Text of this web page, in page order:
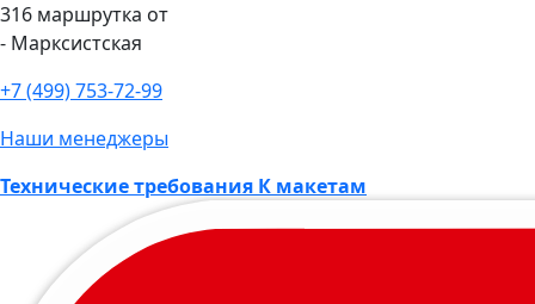
316 маршрутка от
- Марксистская
+7 (499) 753-72-99
Наши менеджеры
Технические требования К макетам